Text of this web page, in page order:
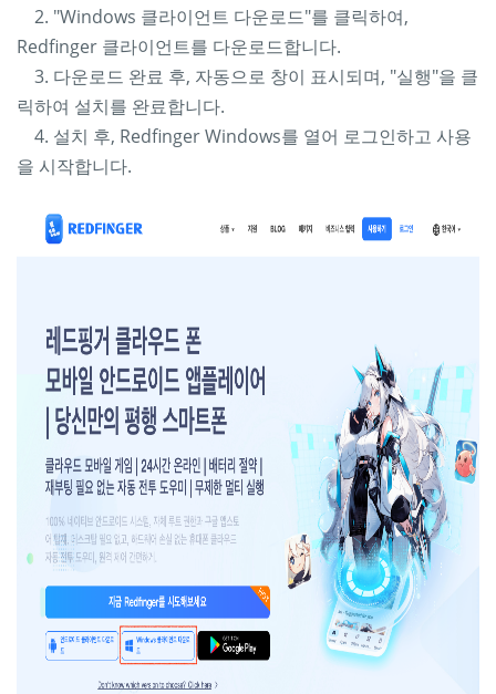
2. "Windows 클라이언트 다운로드"를 클릭하여,
Redfinger 클라이언트를 다운로드합니다.
3. 다운로드 완료 후, 자동으로 창이 표시되며, "실행"을 클
릭하여 설치를 완료합니다.
4. 설치 후, Redfinger Windows를 열어 로그인하고 사용
을 시작합니다.